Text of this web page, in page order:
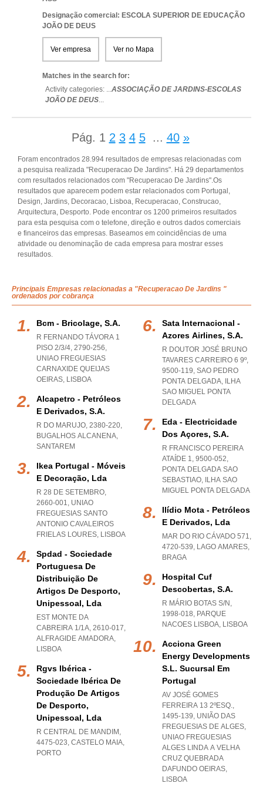
Designação comercial: ESCOLA SUPERIOR DE EDUCAÇÃO
JOÃO DE DEUS
Ver empresa Ver no Mapa
Matches in the search for:
Activity categories: ...ASSOCIAÇÃO DE JARDINS-ESCOLAS
JOÃO DE DEUS...
Pág. 1 2 3 4 5 ... 40 »
Foram encontrados 28.994 resultados de empresas relacionadas com
a pesquisa realizada "Recuperacao De Jardins". Há 29 departamentos
com resultados relacionados com "Recuperacao De Jardins".Os
resultados que aparecem podem estar relacionados com Portugal,
Design, Jardins, Decoracao, Lisboa, Recuperacao, Construcao,
Arquitectura, Desporto. Pode encontrar os 1200 primeiros resultados
para esta pesquisa com o telefone, direção e outros dados comerciais
e financeiros das empresas. Baseamos em coincidências de uma
atividade ou denominação de cada empresa para mostrar esses
resultados.
Principais Empresas relacionadas a "Recuperacao De Jardins "
ordenados por cobrança
Bcm - Bricolage, S.a.
R FERNANDO TÁVORA 1
PISO 2/3/4, 2790-256,
UNIAO FREGUESIAS
CARNAXIDE QUEIJAS
OEIRAS, LISBOA
Alcapetro - Petróleos
E Derivados, S.a.
R DO MARUJO, 2380-220,
BUGALHOS ALCANENA,
SANTAREM
Ikea Portugal - Móveis
E Decoração, Lda
R 28 DE SETEMBRO,
2660-001, UNIAO
FREGUESIAS SANTO
ANTONIO CAVALEIROS
FRIELAS LOURES, LISBOA
Spdad - Sociedade
Portuguesa De
Distribuição De
Artigos De Desporto,
Unipessoal, Lda
EST MONTE DA
CABREIRA 1/1A, 2610-017,
ALFRAGIDE AMADORA,
LISBOA
Rgvs Ibérica -
Sociedade Ibérica De
Produção De Artigos
De Desporto,
Unipessoal, Lda
R CENTRAL DE MANDIM,
4475-023, CASTELO MAIA,
PORTO
Sata Internacional -
Azores Airlines, S.a.
R DOUTOR JOSÉ BRUNO
TAVARES CARREIRO 6 9º,
9500-119, SAO PEDRO
PONTA DELGADA, ILHA
SAO MIGUEL PONTA
DELGADA
Eda - Electricidade
Dos Açores, S.a.
R FRANCISCO PEREIRA
ATAÍDE 1, 9500-052,
PONTA DELGADA SAO
SEBASTIAO, ILHA SAO
MIGUEL PONTA DELGADA
Ilídio Mota - Petróleos
E Derivados, Lda
MAR DO RIO CÁVADO 571,
4720-539, LAGO AMARES,
BRAGA
Hospital Cuf
Descobertas, S.a.
R MÁRIO BOTAS S/N,
1998-018, PARQUE
NACOES LISBOA, LISBOA
Acciona Green
Energy Developments
S.l. Sucursal Em
Portugal
AV JOSÉ GOMES
FERREIRA 13 2ºESQ.,
1495-139, UNIÃO DAS
FREGUESIAS DE ALGES,
UNIAO FREGUESIAS
ALGES LINDA A VELHA
CRUZ QUEBRADA
DAFUNDO OEIRAS,
LISBOA